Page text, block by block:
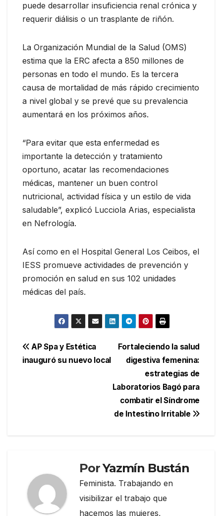
puede desarrollar insuficiencia renal crónica y
requerir diálisis o un trasplante de riñón.
La Organización Mundial de la Salud (OMS)
estima que la ERC afecta a 850 millones de
personas en todo el mundo. Es la tercera
causa de mortalidad de más rápido crecimiento
a nivel global y se prevé que su prevalencia
aumentará en los próximos años.
“Para evitar que esta enfermedad es
importante la detección y tratamiento
oportuno, acatar las recomendaciones
médicas, mantener un buen control
nutricional, actividad física y un estilo de vida
saludable”, explicó Lucciola Arias, especialista
en Nefrología.
Así como en el Hospital General Los Ceibos, el
IESS promueve actividades de prevención y
promoción en salud en sus 102 unidades
médicas del país.
Navegación
de
Fortaleciendo la salud
digestiva femenina:
estrategias de
Laboratorios Bagó para
combatir el Síndrome
de Intestino Irritable
AP Spa y Estética
inauguró su nuevo local
PorYazmín Bustán
Feminista. Trabajando en
visibilizar el trabajo que
hacemos las mujeres,